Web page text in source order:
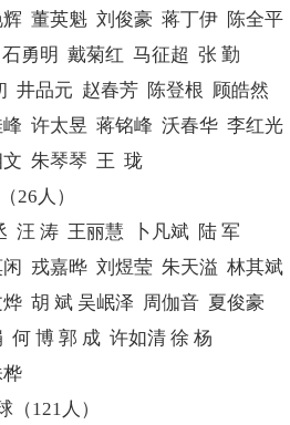
董英魁 刘俊豪 蒋丁伊 陈全平
勇明 戴菊红 马征超 张 勤
井品元 赵春芳 陈登根 顾皓然
许太昱 蒋铭峰 沃春华 李红光
文 朱琴琴 王 珑
26人）
汪 涛 王丽慧 卜凡斌 陆 军
戎嘉晔 刘煜莹 朱天溢 林其斌
胡 斌 吴岷泽 周伽音 夏俊豪
何 博 郭 成 许如清 徐 杨
（121人）